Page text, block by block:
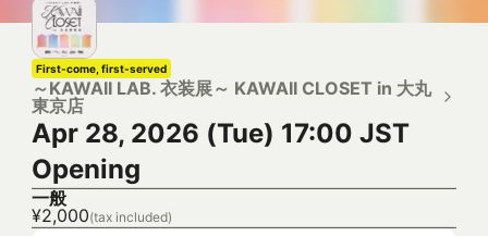
First-come, first-served
～KAWAII LAB. 衣装展～ KAWAII CLOSET in 大丸
東京店
Apr 28, 2026 (Tue) 17:00 JST
Opening
一般
¥2,000(tax included)